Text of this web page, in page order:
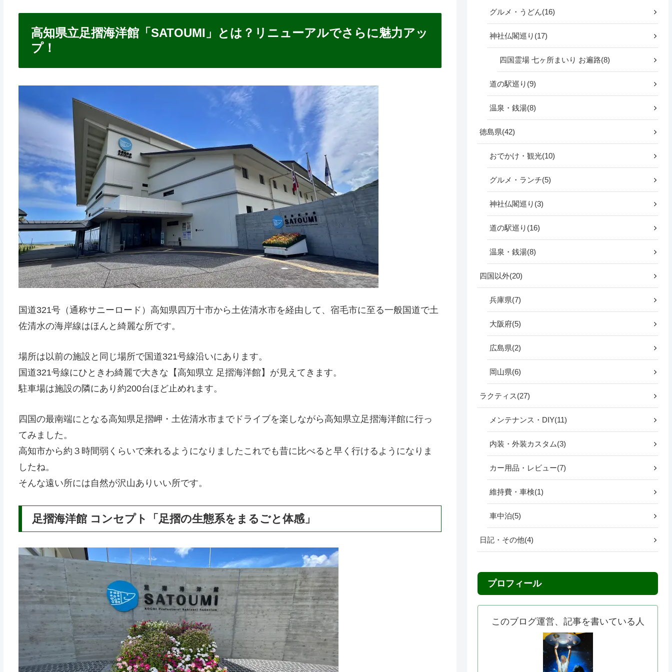
高知県立足摺海洋館「SATOUMI」とは？リニューアルでさらに魅力アッ
プ！
国道321号（通称サニーロード）高知県四万十市から土佐清水市を経由して、宿毛市に至る一般国道で土
佐清水の海岸線はほんと綺麗な所です。
場所は以前の施設と同じ場所で国道321号線沿いにあります。
国道321号線にひときわ綺麗で大きな【高知県立 足摺海洋館】が見えてきます。
駐車場は施設の隣にあり約200台ほど止めれます。
四国の最南端にとなる高知県足摺岬・土佐清水市までドライブを楽しながら高知県立足摺海洋館に行っ
てみました。
高知市から約３時間弱くらいで来れるようになりましたこれでも昔に比べると早く行けるようになりま
したね。
そんな遠い所には自然が沢山ありいい所です。
足摺海洋館 コンセプト「足摺の生態系をまるごと体感」
グルメ・うどん 16
神社仏閣巡り 17
四国霊場 七ヶ所まいり お遍路 8
道の駅巡り 9
温泉・銭湯 8
徳島県 42
おでかけ・観光 10
グルメ・ランチ 5
神社仏閣巡り 3
道の駅巡り 16
温泉・銭湯 8
四国以外 20
兵庫県 7
大阪府 5
広島県 2
岡山県 6
ラクティス 27
メンテナンス・DIY 11
内装・外装カスタム 3
カー用品・レビュー 7
維持費・車検 1
車中泊 5
日記・その他 4
プロフィール
このブログ運営、記事を書いている人